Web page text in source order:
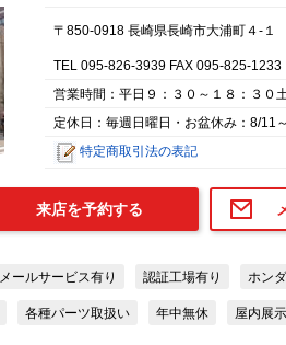
〒850-0918 長崎県長崎市大浦町４-１
TEL 095-826-3939 FAX 095-825-1233
営業時間：平日９：３０～１８：３０
定休日：毎週日曜日・お盆休み：8/
特定商取引法の表記
来店を予約する
メールサービス有り 認証工場有り ホン
各種パーツ取扱い 年中無休 屋内展示